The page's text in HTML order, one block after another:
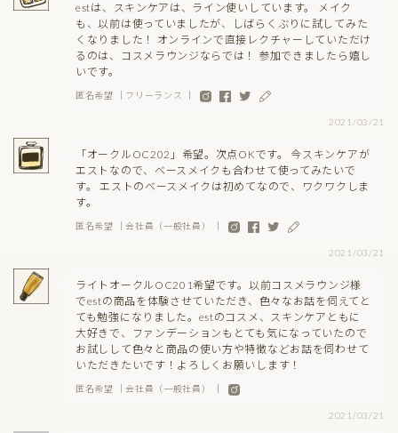
estは、スキンケアは、ライン使いしています。 メイク
も、以前は使っていましたが、しばらくぶりに試してみた
くなりました！ オンラインで直接レクチャーしていただけ
るのは、コスメラウンジならでは！ 参加できましたら嬉し
いです。
匿名希望 ｜フリーランス ｜
2021/03/21
「オークルOC202」希望。次点OKです。 今スキンケアが
エストなので、ベースメイクも合わせて使ってみたいで
す。 エストのベースメイクは初めてなので、ワクワクしま
す。
匿名希望 ｜会社員（一般社員） ｜
2021/03/21
ライトオークルOC201希望です。以前コスメラウンジ様
でestの商品を体験させていただき、色々なお話を伺えてと
ても勉強になりました。estのコスメ、スキンケアともに
大好きで、ファンデーションもとても気になっていたので
お試しして色々と商品の使い方や特徴などお話を伺わせて
いただきたいです！よろしくお願いします！
匿名希望 ｜会社員（一般社員） ｜
2021/03/21